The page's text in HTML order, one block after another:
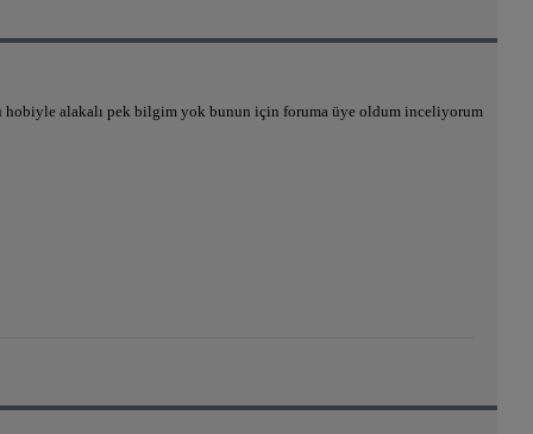
hobiyle alakalı pek bilgim yok bunun için foruma üye oldum inceliyorum